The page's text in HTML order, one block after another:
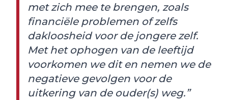
met zich mee te brengen, zoals
financiële problemen of zelfs
dakloosheid voor de jongere zelf.
Met het ophogen van de leeftijd
voorkomen we dit en nemen we de
negatieve gevolgen voor de
uitkering van de ouder(s) weg.”